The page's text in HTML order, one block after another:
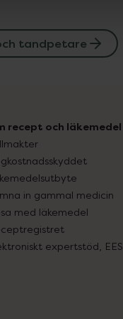
tandpetare
recept och läkemedel
in gammal medicin
med läkemedel
expertstöd, EES